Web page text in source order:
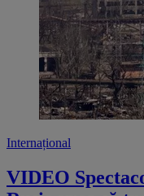
Internațional
VIDEO